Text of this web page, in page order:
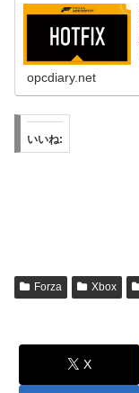
opcdiary.net
いいね:
Forza Xbox
X